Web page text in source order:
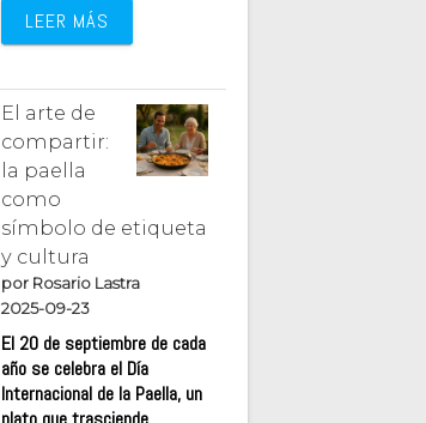
LEER MÁS
El arte de
compartir:
la paella
como
símbolo de etiqueta
y cultura
por Rosario Lastra
2025-09-23
El 20 de septiembre de cada
año se celebra el Día
Internacional de la Paella, un